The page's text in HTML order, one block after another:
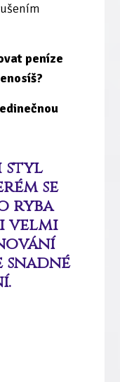
peníze
styl
se
ryba
velmi
snadné